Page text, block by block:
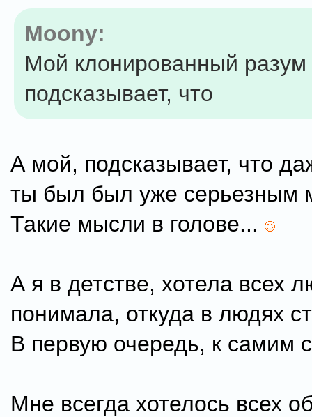
Moony:
Мой клонированный разум
подсказывает, что
А мой, подсказывает, что
ты был был уже серьезным
Такие мысли в голове...
А я в детстве, хотела всех
понимала, откуда в людях
В первую очередь, к самим
Мне всегда хотелось всех